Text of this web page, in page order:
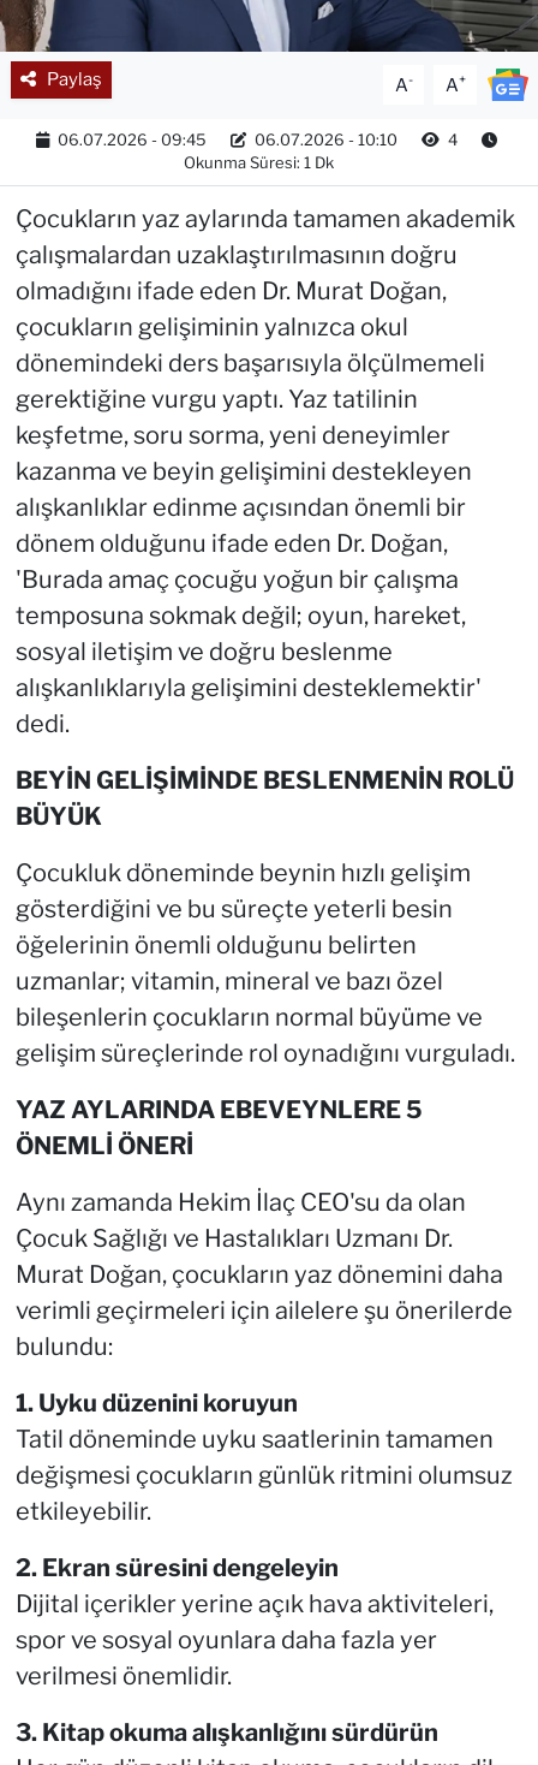
Paylaş A- A+
06.07.2026 - 09:45 06.07.2026 - 10:10
4
Okunma Süresi: 1 Dk
Çocukların yaz aylarında tamamen akademik
çalışmalardan uzaklaştırılmasının doğru
olmadığını ifade eden Dr. Murat Doğan,
çocukların gelişiminin yalnızca okul
dönemindeki ders başarısıyla ölçülmemeli
gerektiğine vurgu yaptı. Yaz tatilinin
keşfetme, soru sorma, yeni deneyimler
kazanma ve beyin gelişimini destekleyen
alışkanlıklar edinme açısından önemli bir
dönem olduğunu ifade eden Dr. Doğan,
'Burada amaç çocuğu yoğun bir çalışma
temposuna sokmak değil; oyun, hareket,
sosyal iletişim ve doğru beslenme
alışkanlıklarıyla gelişimini desteklemektir'
dedi.
BEYİN GELİŞİMİNDE BESLENMENİN ROLÜ
BÜYÜK
Çocukluk döneminde beynin hızlı gelişim
gösterdiğini ve bu süreçte yeterli besin
öğelerinin önemli olduğunu belirten
uzmanlar; vitamin, mineral ve bazı özel
bileşenlerin çocukların normal büyüme ve
gelişim süreçlerinde rol oynadığını vurguladı.
YAZ AYLARINDA EBEVEYNLERE 5
ÖNEMLİ ÖNERİ
Aynı zamanda Hekim İlaç CEO'su da olan
Çocuk Sağlığı ve Hastalıkları Uzmanı Dr.
Murat Doğan, çocukların yaz dönemini daha
verimli geçirmeleri için ailelere şu önerilerde
bulundu:
1. Uyku düzenini koruyun
Tatil döneminde uyku saatlerinin tamamen
değişmesi çocukların günlük ritmini olumsuz
etkileyebilir.
2. Ekran süresini dengeleyin
Dijital içerikler yerine açık hava aktiviteleri,
spor ve sosyal oyunlara daha fazla yer
verilmesi önemlidir.
3. Kitap okuma alışkanlığını sürdürün